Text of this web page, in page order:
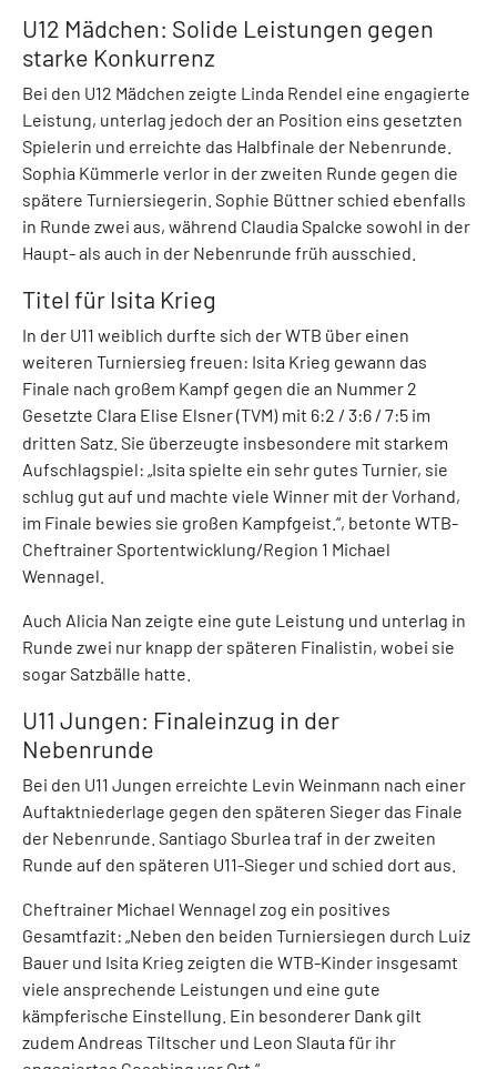
U12 Mädchen: Solide Leistungen gegen
starke Konkurrenz
Bei den U12 Mädchen zeigte Linda Rendel eine engagierte
Leistung, unterlag jedoch der an Position eins gesetzten
Spielerin und erreichte das Halbfinale der Nebenrunde.
Sophia Kümmerle verlor in der zweiten Runde gegen die
spätere Turniersiegerin. Sophie Büttner schied ebenfalls
in Runde zwei aus, während Claudia Spalcke sowohl in der
Haupt- als auch in der Nebenrunde früh ausschied.
Titel für Isita Krieg
In der U11 weiblich durfte sich der WTB über einen
weiteren Turniersieg freuen: Isita Krieg gewann das
Finale nach großem Kampf gegen die an Nummer 2
Gesetzte Clara Elise Elsner (TVM) mit 6:2 / 3:6 / 7:5 im
dritten Satz. Sie überzeugte insbesondere mit starkem
Aufschlagspiel: „Isita spielte ein sehr gutes Turnier, sie
schlug gut auf und machte viele Winner mit der Vorhand,
im Finale bewies sie großen Kampfgeist.“, betonte WTB-
Cheftrainer Sportentwicklung/Region 1 Michael
Wennagel.
Auch Alicia Nan zeigte eine gute Leistung und unterlag in
Runde zwei nur knapp der späteren Finalistin, wobei sie
sogar Satzbälle hatte.
U11 Jungen: Finaleinzug in der
Nebenrunde
Bei den U11 Jungen erreichte Levin Weinmann nach einer
Auftaktniederlage gegen den späteren Sieger das Finale
der Nebenrunde. Santiago Sburlea traf in der zweiten
Runde auf den späteren U11-Sieger und schied dort aus.
Cheftrainer Michael Wennagel zog ein positives
Gesamtfazit: „Neben den beiden Turniersiegen durch Luiz
Bauer und Isita Krieg zeigten die WTB-Kinder insgesamt
viele ansprechende Leistungen und eine gute
kämpferische Einstellung. Ein besonderer Dank gilt
zudem Andreas Tiltscher und Leon Slauta für ihr